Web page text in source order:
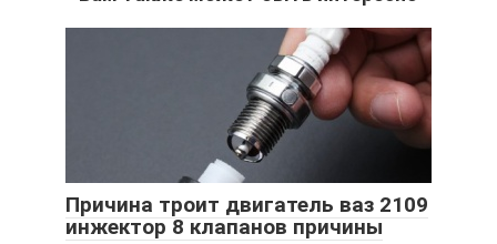
Причина троит двигатель ваз 2109
инжектор 8 клапанов причины